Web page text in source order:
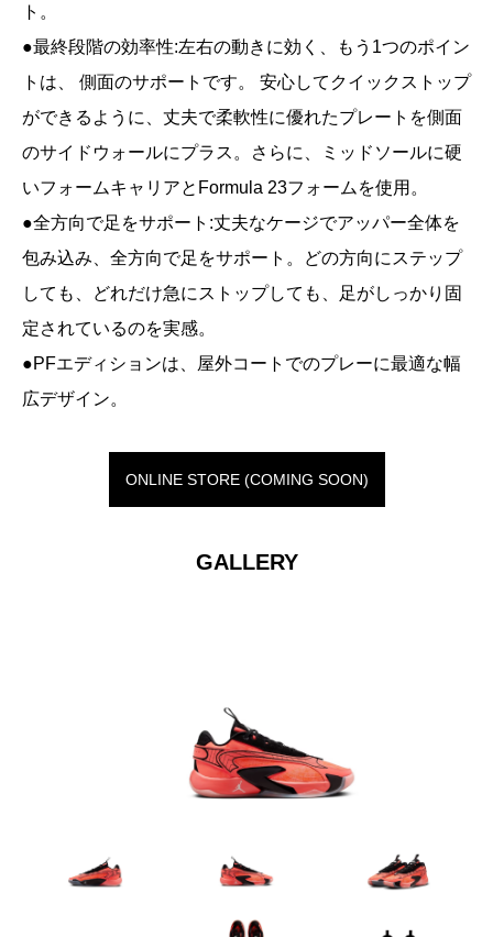
ト。
●最終段階の効率性:左右の動きに効く、もう1つのポイン
トは、 側面のサポートです。 安心してクイックストップ
ができるように、丈夫で柔軟性に優れたプレートを側面
のサイドウォールにプラス。さらに、ミッドソールに硬
いフォームキャリアとFormula 23フォームを使用。
●全方向で足をサポート:丈夫なケージでアッパー全体を
包み込み、全方向で足をサポート。どの方向にステップ
しても、どれだけ急にストップしても、足がしっかり固
定されているのを実感。
●PFエディションは、屋外コートでのプレーに最適な幅
広デザイン。
ONLINE STORE (COMING SOON)
GALLERY